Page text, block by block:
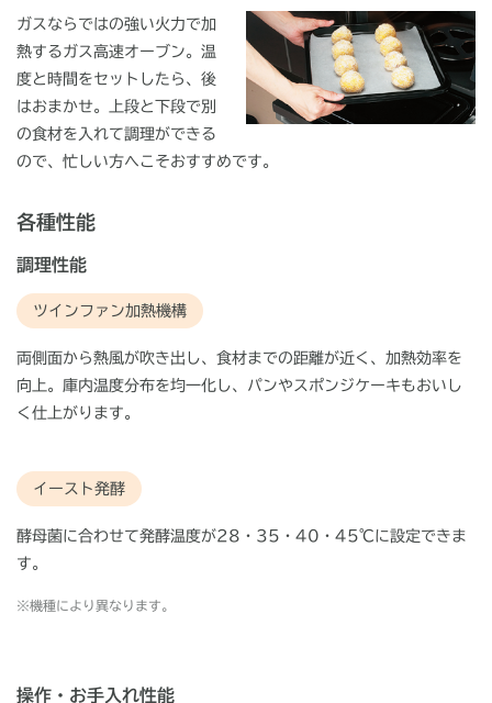
ガスならではの強い火力で加
熱するガス高速オーブン。温
度と時間をセットしたら、後
はおまかせ。上段と下段で別
の食材を入れて調理ができる
ので、忙しい方へこそおすすめです。
各種性能
調理性能
ツインファン加熱機構
両側面から熱風が吹き出し、食材までの距離が近く、加熱効率を
向上。庫内温度分布を均一化し、パンやスポンジケーキもおいし
く仕上がります。
イースト発酵
酵母菌に合わせて発酵温度が28・35・40・45℃に設定できま
す。
※機種により異なります。
操作・お手入れ性能